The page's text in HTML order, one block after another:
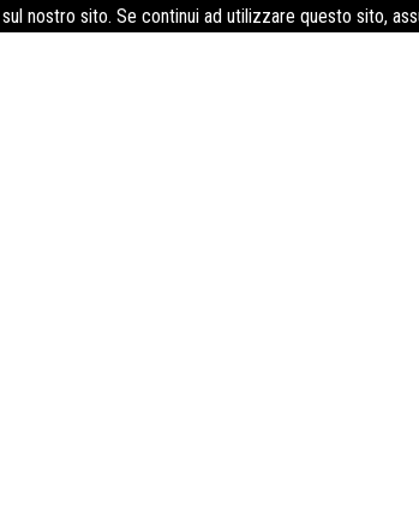
nostro sito. Se continui ad utilizzare questo sito,